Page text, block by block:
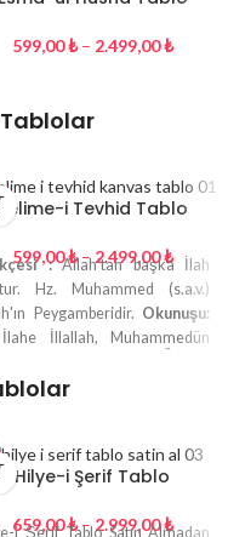
599,00₺ – 2.499,00₺
i Tevhid Tablo
599,00₺ – 2.499,00₺
:Allah'tan başka İlah
Hz. Muhammed (s.a.v.)
Peygamberidir. Okunuşu:
İlahe İllallah, Muhammedün
مُحَمَّدُ الرَّسُولُ
Hilye-i Şerif Tablo
659,00₺ –2.999,00₺
i Şerif Tablo Satın Almadan